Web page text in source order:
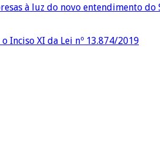
à luz do novo entendimento do
Inciso XI da Lei nº 13.874/2019